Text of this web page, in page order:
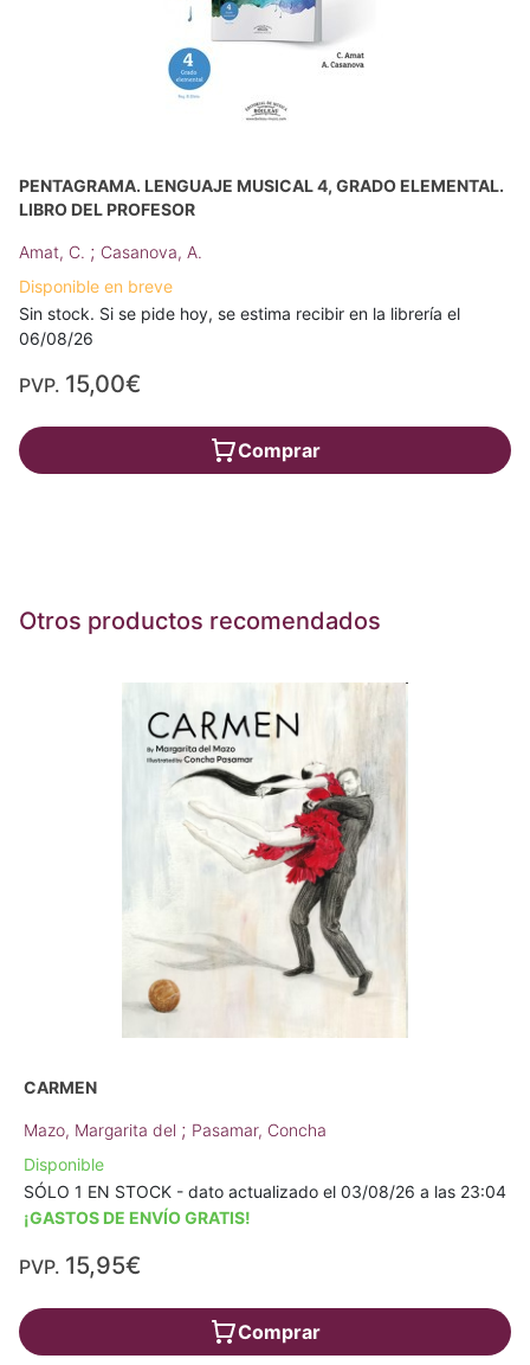
PENTAGRAMA. LENGUAJE MUSICAL 4, GRADO ELEMENTAL.
LIBRO DEL PROFESOR
Amat, C. ; Casanova, A.
Disponible en breve
Sin stock. Si se pide hoy, se estima recibir en la librería el
06/08/26
PVP. 15,00€
Comprar
Otros productos recomendados
CARMEN
Mazo, Margarita del ; Pasamar, Concha
Disponible
SÓLO 1 EN STOCK - dato actualizado el 03/08/26 a las 23:04
¡GASTOS DE ENVÍO GRATIS!
PVP. 15,95€
Comprar